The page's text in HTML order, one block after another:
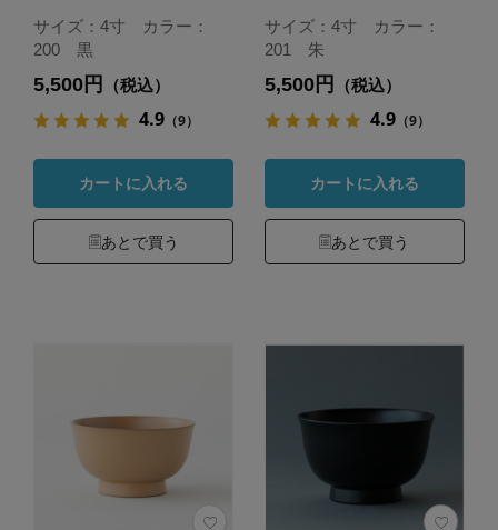
サイズ：4寸 カラー：
200 黒
5,500円 （税込）
4.9（9）
カートに入れる
あとで買う
サイズ：4寸 カラー：
201 朱
5,500円 （税込）
4.9（9）
カートに入れる
あとで買う